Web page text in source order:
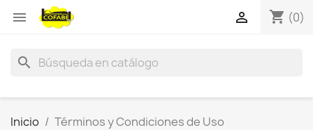
 shopping_cart (0)

search
Inicio Términos y Condiciones de Uso